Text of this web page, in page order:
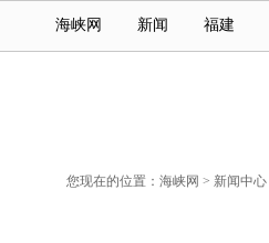
海峡网 新闻 福建
您现在的位置： 海峡网 > 新闻中心